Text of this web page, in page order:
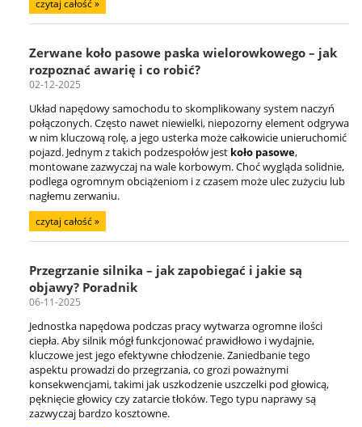
czytaj całość »
Zerwane koło pasowe paska wielorowkowego – jak
rozpoznać awarię i co robić?
02-12-2025
Układ napędowy samochodu to skomplikowany system naczyń
połączonych. Często nawet niewielki, niepozorny element odgrywa
w nim kluczową rolę, a jego usterka może całkowicie unieruchomić
pojazd. Jednym z takich podzespołów jest koło pasowe,
montowane zazwyczaj na wale korbowym. Choć wygląda solidnie,
podlega ogromnym obciążeniom i z czasem może ulec zużyciu lub
nagłemu zerwaniu.
czytaj całość »
Przegrzanie silnika – jak zapobiegać i jakie są
objawy? Poradnik
06-11-2025
Jednostka napędowa podczas pracy wytwarza ogromne ilości
ciepła. Aby silnik mógł funkcjonować prawidłowo i wydajnie,
kluczowe jest jego efektywne chłodzenie. Zaniedbanie tego
aspektu prowadzi do przegrzania, co grozi poważnymi
konsekwencjami, takimi jak uszkodzenie uszczelki pod głowicą,
pęknięcie głowicy czy zatarcie tłoków. Tego typu naprawy są
zazwyczaj bardzo kosztowne.